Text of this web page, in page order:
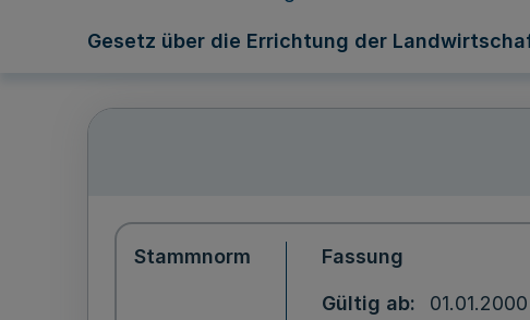
Gesetz über die Errichtung der
Stammnorm Fassung
Gültig ab
01.01.2000